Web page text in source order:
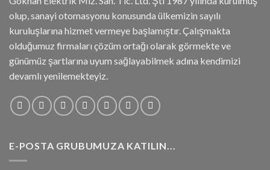
olup, sanayi otomasyonu konusunda ülkemizin sayılı
kuruluşlarına hizmet vermeye başlamıştır. Çalışmakta
olduğumuz firmaları çözüm ortağı olarak görmekte ve
günümüz şartlarına uyum sağlayabilmek adına kendimizi
devamlı yenilemekteyiz.
E-POSTA GRUBUMUZA KATILIN...